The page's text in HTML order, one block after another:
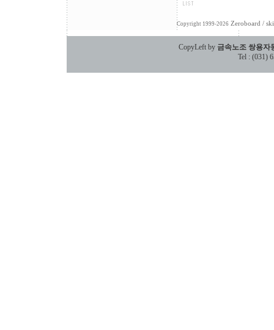
Copyright 1999-2026 Zeroboard /
CopyLeft by 금속노조 쌍용자
Tel : (031)